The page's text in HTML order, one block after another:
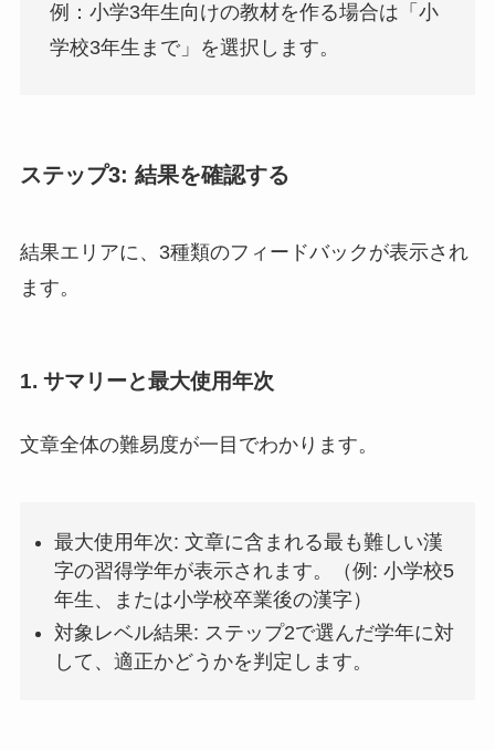
例：小学3年生向けの教材を作る場合は「小
学校3年生まで」を選択します。
ステップ3: 結果を確認する
結果エリアに、3種類のフィードバックが表示され
ます。
1. サマリーと最大使用年次
文章全体の難易度が一目でわかります。
最大使用年次: 文章に含まれる最も難しい漢
字の習得学年が表示されます。（例: 小学校5
年生、または小学校卒業後の漢字）
対象レベル結果: ステップ2で選んだ学年に対
して、適正かどうかを判定します。